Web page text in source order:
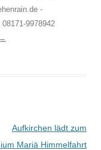
-
9978942
→
Aufkirchen lädt zum
Mariä Himmelfahrt